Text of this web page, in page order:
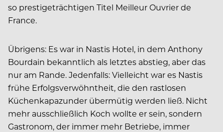
so prestigeträchtigen Titel Meilleur Ouvrier de
France.
Übrigens: Es war in Nastis Hotel, in dem Anthony
Bourdain bekanntlich als letztes abstieg, aber das
nur am Rande. Jedenfalls: Vielleicht war es Nastis
frühe Erfolgsverwöhntheit, die den rastlosen
Küchenkapazunder übermütig werden ließ. Nicht
mehr ausschließlich Koch wollte er sein, sondern
Gastronom, der immer mehr Betriebe, immer